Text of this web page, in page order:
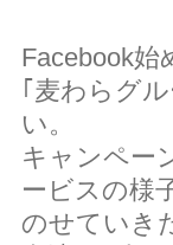
会員ペ
Facebook始
｢麦わらグ
い。
キャンペー
ービスの様
のせていき